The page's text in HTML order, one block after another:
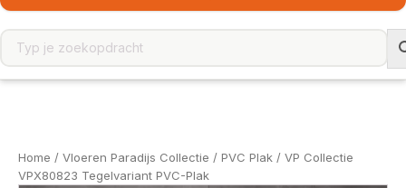
Home / Vloeren Paradijs Collectie / PVC Plak / VP Collectie
VPX80823 Tegelvariant PVC-Plak